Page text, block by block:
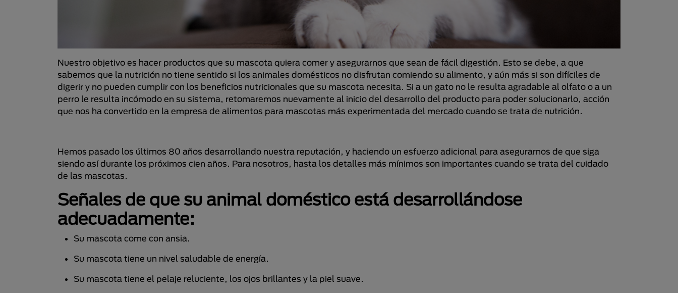
Nuestro objetivo es hacer productos que su mascota quiera comer y asegurarnos que sean de fácil digestión. Esto se debe, a que
sabemos que la nutrición no tiene sentido si los animales domésticos no disfrutan comiendo su alimento, y aún más si son difíciles de
digerir y no pueden cumplir con los beneficios nutricionales que su mascota necesita. Si a un gato no le resulta agradable al olfato o a un
perro le resulta incómodo en su sistema, retomaremos nuevamente al inicio del desarrollo del producto para poder solucionarlo, acción
que nos ha convertido en la empresa de alimentos para mascotas más experimentada del mercado cuando se trata de nutrición.
Hemos pasado los últimos 80 años desarrollando nuestra reputación, y haciendo un esfuerzo adicional para asegurarnos de que siga
siendo así durante los próximos cien años. Para nosotros, hasta los detalles más mínimos son importantes cuando se trata del cuidado
de las mascotas.
Señales de que su animal doméstico está desarrollándose
adecuadamente:
Su mascota come con ansia.
Su mascota tiene un nivel saludable de energía.
Su mascota tiene el pelaje reluciente, los ojos brillantes y la piel suave.